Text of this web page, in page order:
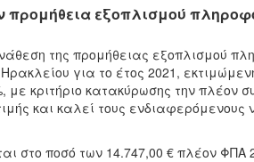
εξοπλισμού
της προμήθειας εξοπλισμού
για το έτος 2021,
με κριτήριο κατακύρωσης την πλέον
και καλεί τους ενδιαφερόμενους
στο ποσό των 14.747,00 € πλέον ΦΠΑ